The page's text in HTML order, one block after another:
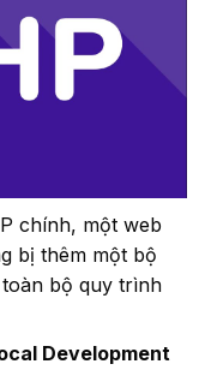
chính, một web
bị thêm một bộ
bộ quy trình
Development